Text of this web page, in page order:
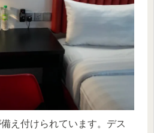
え付けられています。デス